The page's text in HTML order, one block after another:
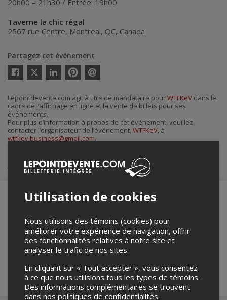
20h00 – 21h30 / Entrée: 19h00
Taverne la chic régal
2567 rue Centre, Montreal, QC, Canada
Partagez cet événement
Twitter
courriel
Lepointdevente.com agit à titre de mandataire pourWTFKeV dans le
cadre de l’affichage en ligne et la vente de billets pour ses
événements.
Pour plus d’information à propos de cet événement, veuillez
contacter l’organisateur de l’événement, WTFKeV, à
wtfkev.business@gmail.com.
Achat de billets
Merci de confirmer que vous n'êtes pas un
robot ci-bas.
Utilisation de cookies
Nous utilisons des témoins (cookies) pour
améliorer votre expérience de navigation, offrir
des fonctionnalités relatives à notre site et
analyser le trafic de nos sites.
En cliquant sur « Tout accepter », vous consentez
à ce que nous utilisions tous les types de témoins.
Des informations complémentaires se trouvent
dans nos politiques de confidentialités.